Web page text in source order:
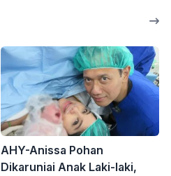
AHY-Anissa Pohan
Dikaruniai Anak Laki-laki,